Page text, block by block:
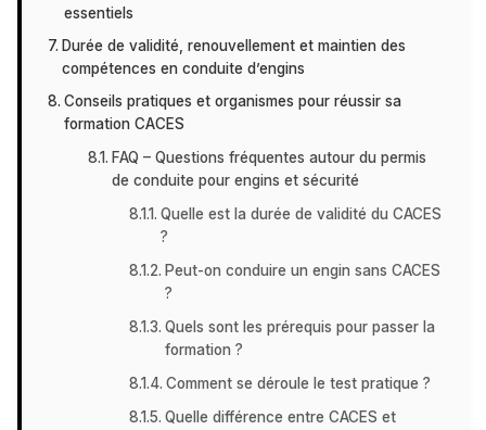
essentiels
Durée de validité, renouvellement et maintien des
compétences en conduite d’engins
Conseils pratiques et organismes pour réussir sa
formation CACES
FAQ – Questions fréquentes autour du permis
de conduite pour engins et sécurité
Quelle est la durée de validité du CACES
?
Peut-on conduire un engin sans CACES
?
Quels sont les prérequis pour passer la
formation ?
Comment se déroule le test pratique ?
Quelle différence entre CACES et